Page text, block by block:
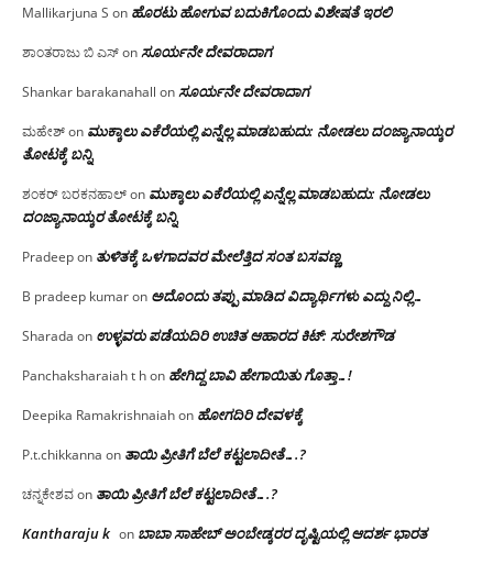
Mallikarjuna S on ಹೊರಟು ಹೋಗುವ ಬದುಕಿಗೊಂದು ವಿಶೇಷತೆ ಇರಲಿ
ಶಾಂತರಾಜು ಬಿ ಎಸ್onಸೂರ್ಯನೇ ದೇವರಾದಾಗ
Shankar barakanahall onಸೂರ್ಯನೇ ದೇವರಾದಾಗ
ಮಹೇಶ್on ಮುಕ್ಕಾಲು ಎಕೆರೆಯಲ್ಲಿ ಏನ್ನೆಲ್ಲ‌ ಮಾಡಬಹುದು: ನೋಡಲು ದಂಜ್ಯಾನಾಯ್ಕರ
ತೋಟಕ್ಕೆ ಬನ್ನಿ
ಶಂಕರ್ ಬರಕನಹಾಲ್on ಮುಕ್ಕಾಲು ಎಕೆರೆಯಲ್ಲಿ ಏನ್ನೆಲ್ಲ‌ ಮಾಡಬಹುದು: ನೋಡಲು
ದಂಜ್ಯಾನಾಯ್ಕರ ತೋಟಕ್ಕೆ ಬನ್ನಿ
Pradeepon ತುಳಿತಕ್ಕೆ ಒಳಗಾದವರ ಮೇಲೆತ್ತಿದ ಸಂತ ಬಸವಣ್ಣ
B pradeep kumaron ಅದೊಂದು ತಪ್ಪು ಮಾಡಿದ ವಿದ್ಯಾರ್ಥಿಗಳು ಎದ್ದು ನಿಲ್ಲಿ…
Sharada on ಉಳ್ಳವರು ಪಡೆಯದಿರಿ ಉಚಿತ ಆಹಾರದ ಕಿಟ್: ಸುರೇಶಗೌಡ
Panchaksharaiah t hon ಹೇಗಿದ್ದ ಬಾವಿ ಹೇಗಾಯಿತು ಗೊತ್ತಾ…!
Deepika Ramakrishnaiahon ಹೋಗದಿರಿ ದೇವಳಕ್ಕೆ
P.t.chikkanna on ತಾಯಿ ಪ್ರೀತಿಗೆ ಬೆಲೆ ಕಟ್ಟಲಾದೀತೆ….?
ಚನ್ನಕೇಶವon ತಾಯಿ ಪ್ರೀತಿಗೆ ಬೆಲೆ ಕಟ್ಟಲಾದೀತೆ….?
Kantharaju k on ಬಾಬಾ ಸಾಹೇಬ್ ಅಂಬೇಡ್ಕರರ ದೃಷ್ಟಿಯಲ್ಲಿ ಆದರ್ಶ ಭಾರತ